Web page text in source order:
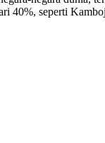
40%, seperti